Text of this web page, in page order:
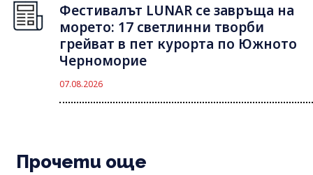
Фестивалът LUNAR се завръща на
морето: 17 светлинни творби
грейват в пет курорта по Южното
Черноморие
07.08.2026
Прочети още